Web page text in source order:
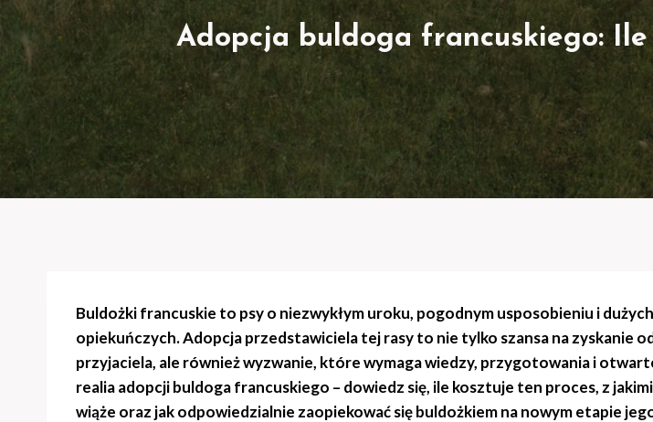
Adopcja buldoga francuskiego:
Buldożki francuskie to psy o niezwykłym uroku, pogodnym usposobieniu i
opiekuńczych. Adopcja przedstawiciela tej rasy to nie tylko szansa na zyskanie
przyjaciela, ale również wyzwanie, które wymaga wiedzy, przygotowania i
realia adopcji buldoga francuskiego – dowiedz się, ile kosztuje ten proces, z
wiąże oraz jak odpowiedzialnie zaopiekować się buldożkiem na nowym etapie